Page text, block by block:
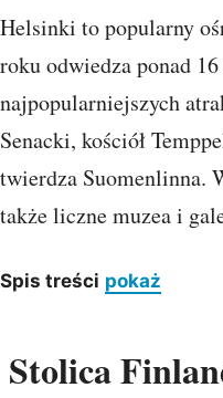
Helsinki to popularny
roku odwiedza ponad
najpopularniejszych
Senacki, kościół
twierdza Suomenlinna.
także liczne muzea i
Spis treści pokaż
Stolica